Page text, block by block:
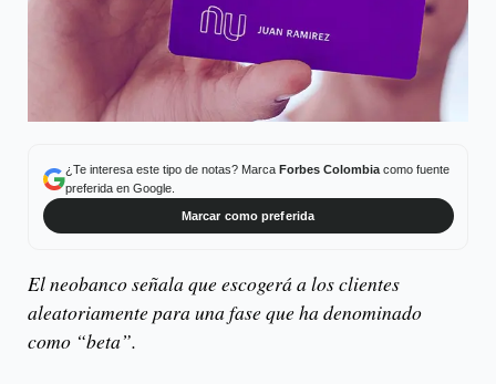
¿Te interesa este tipo de notas? Marca Forbes Colombiacomo fuente
preferida en Google.
Marcar como preferida
El neobanco señala que escogerá a los clientes
aleatoriamente para una fase que ha denominado
como “beta”.